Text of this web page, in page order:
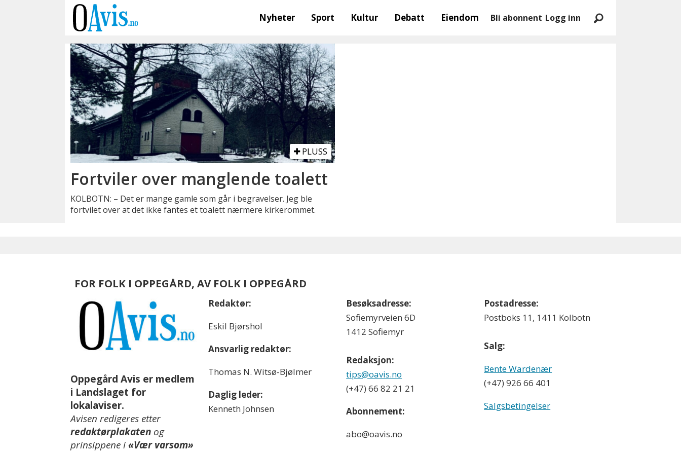
Nyheter Sport Kultur Debatt Eiendom Bli abonnent Logg inn
PLUSS
Fortviler over manglende toalett
KOLBOTN: – Det er mange gamle som går i begravelser. Jeg ble
fortvilet over at det ikke fantes et toalett nærmere kirkerommet.
FOR FOLK I OPPEGÅRD, AV FOLK I OPPEGÅRD
Oppegård Avis er medlem
i Landslaget for
lokalaviser.
Avisen redigeres etter
redaktørplakaten og
prinsippene i«Vær varsom»
Redaktør:
Eskil Bjørshol
Ansvarlig redaktør:
Thomas N. Witsø-Bjølmer
Daglig leder:
Kenneth Johnsen
Besøksadresse:
Sofiemyrveien 6D
1412 Sofiemyr
Redaksjon:
tips@oavis.no
(+47) 66 82 21 21
Abonnement:
abo@oavis.no
Postadresse:
Postboks 11, 1411 Kolbotn
Salg:
Bente Wardenær
(+47) 926 66 401
Salgsbetingelser